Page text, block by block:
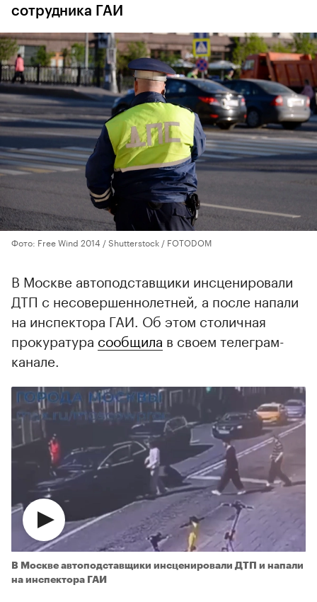
сотрудника ГАИ
Фото: Free Wind 2014 / Shutterstock / FOTODOM
В Москве автоподставщики инсценировали
ДТП с несовершеннолетней, а после напали
на инспектора ГАИ. Об этом столичная
прокуратура сообщила в своем телеграм-
канале.
В Москве автоподставщики инсценировали ДТП и напали
на инспектора ГАИ